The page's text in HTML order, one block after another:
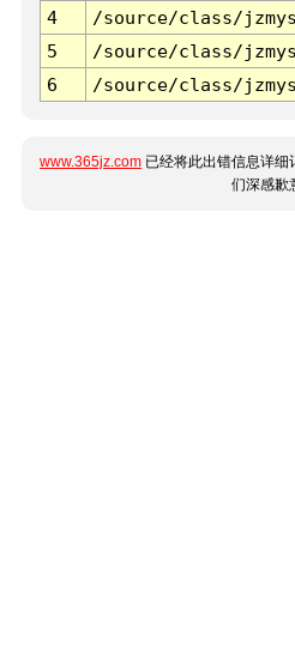
4
/source/class/
5
/source/class/
6
/source/class/
www.365jz.com 已经将此出错信息详
们深感歉